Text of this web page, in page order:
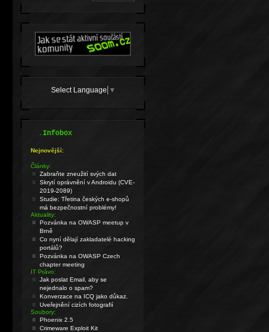
Select Language ▼
.Infobox
Nejnovější:
Články:
Zabraňte zneužití svých dat
Skrytí oprávnění v Androidu (CVE-
2019-2089)
Studie: Třetina českých e-shopů
má bezpečnostní problémy!
Aktuality:
Pozvánka na OWASP meetup v
Brně
Co nyní dělají zakladatelé hacking
portálů?
Pozvánka na OWASP Czech
chapter meeting
IT Právo:
Jak poslat Email, aby se
nejednalo o spam?
Konverzace na ICQ jako důkaz.
Uveřejnění cizích fotografií
Soubory:
Phoenix 2.5
Crimeware Exploit Kit